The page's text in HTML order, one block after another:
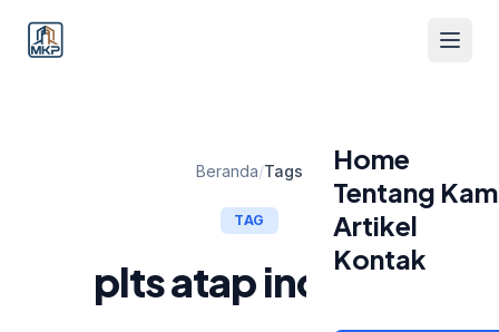
Home
Tentang
Artikel
Kontak
Beranda/Tags
TAG
plts atap industri